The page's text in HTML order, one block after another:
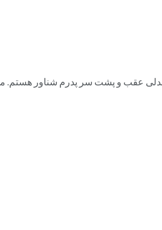
عقب و پشت سر پدرم شناور هستم.